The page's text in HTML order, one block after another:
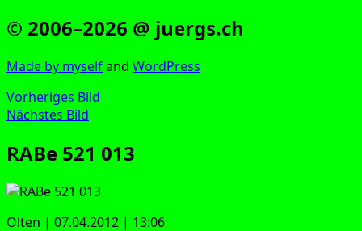
© 2006–2026 @ juergs.ch
Made by mys­elfand Word­Press
Vorheriges Bild
Nächstes Bild
RABe 521 013
Olten | 07.04.2012 | 13:06